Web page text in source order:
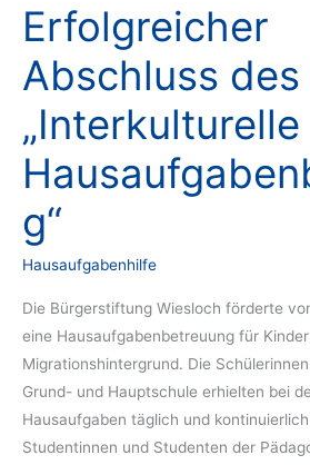
Erfolgreicher
Abschluss
„Interkulturelle
g“
Hausaufgabenhilfe
Die Bürgerstiftung Wiesloch förderte
eine Hausaufgabenbetreuung für
Migrationshintergrund. Die
Grund- und Hauptschule erhielten bei
Hausaufgaben täglich und
Studentinnen und Studenten der